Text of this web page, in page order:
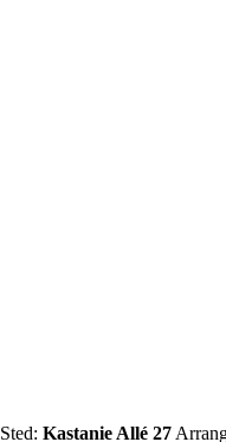
Sted: Kastanie Allé 27